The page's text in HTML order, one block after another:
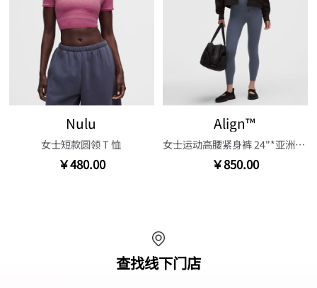
Nulu
女士短款圆领 T 恤
￥480.00
Align™
女士运动高腰紧身裤 24"*亚洲版型
￥850.00
查找线下门店